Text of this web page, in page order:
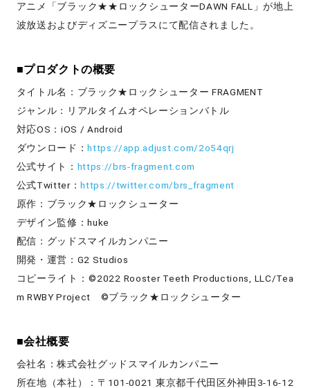
アニメ「ブラック★★ロックシューターDAWN FALL」が地上
波放送およびディズニープラスにて配信されました。
■プロダクトの概要
タイトル名：ブラック★ロックシューター FRAGMENT
ジャンル：リアルタイムオペレーションバトル
対応OS：iOS / Android
ダウンロード：https://app.adjust.com/2o54qrj
公式サイト： https://brs-fragment.com
公式Twitter：https://twitter.com/brs_fragment
原作：ブラック★ロックシューター
デザイン監修：huke
配信：グッドスマイルカンパニー
開発・運営：G2 Studios
コピーライト：©2022 Rooster Teeth Productions, LLC/Tea
m RWBY Project ©ブラック★ロックシューター
■会社概要
会社名：株式会社グッドスマイルカンパニー
所在地（本社）：〒101-0021 東京都千代田区外神田3-16-12